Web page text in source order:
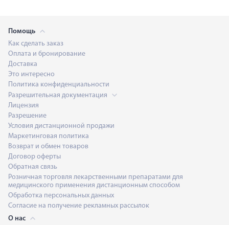
Помощь
Как сделать заказ
Оплата и бронирование
Доставка
Это интересно
Политика конфиденциальности
Разрешительная документация
Лицензия
Разрешение
Условия дистанционной продажи
Маркетинговая политика
Возврат и обмен товаров
Договор оферты
Обратная связь
Розничная торговля лекарственными препаратами для
медицинского применения дистанционным способом
Обработка персональных данных
Согласие на получение рекламных рассылок
О нас